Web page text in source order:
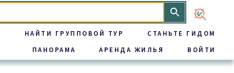
НАЙТИ ГРУППОВОЙ ТУР
СТАНЬТЕ ГИДОМ
ПАНОРАМА
АРЕНДА ЖИЛЬЯ ВОЙТИ